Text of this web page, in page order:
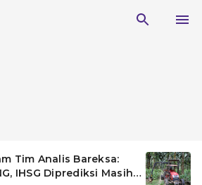
Tim Analis Bareksa:
IHSG Diprediksi Masih